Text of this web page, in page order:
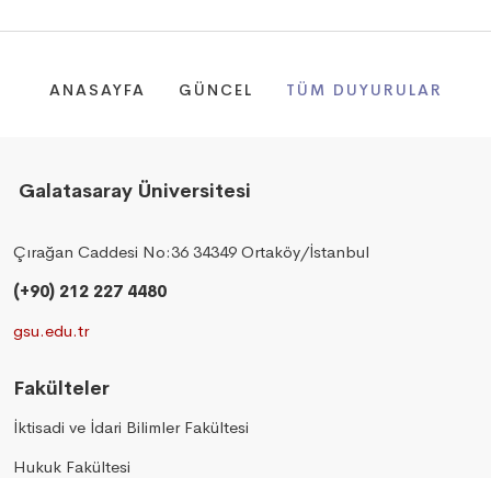
ANASAYFA GÜNCEL TÜM DUYURULAR
Galatasaray Üniversitesi
Çırağan Caddesi No:36 34349 Ortaköy/İstanbul
(+90) 212 227 4480
gsu.edu.tr
Fakülteler
İktisadi ve İdari Bilimler Fakültesi
Hukuk Fakültesi